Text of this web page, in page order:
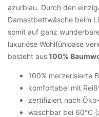
azurblau. Durch den
Damastbettwäsche beim
somit auf ganz
luxuriöse Wohlfühloase
besteht aus100%
100% merzerisierte
komfortabel mit
zertifiziert nach
waschbar bei 60°C